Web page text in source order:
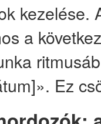
kezelése.
a
Ez